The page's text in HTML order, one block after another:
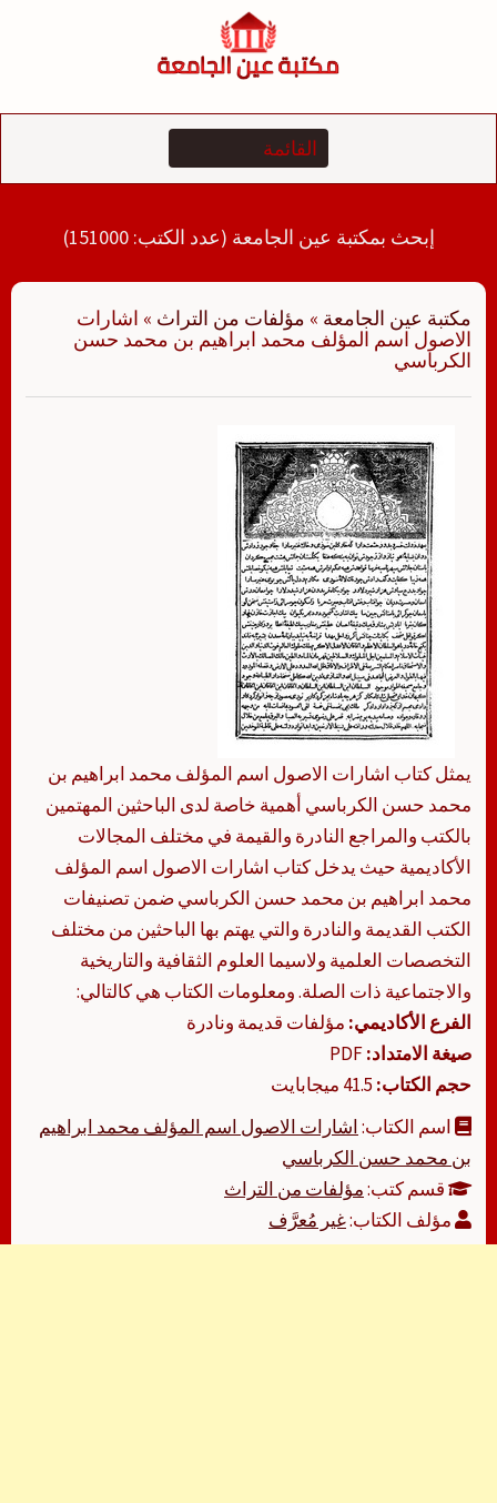
إبحث بمكتبة عين الجامعة (عدد الكتب: 151000)
مكتبة عين الجامعة » مؤلفات من التراث » اشارات
الاصول اسم المؤلف محمد ابراهيم بن محمد حسن
الكرباسي
يمثل كتاب اشارات الاصول اسم المؤلف محمد ابراهيم بن
محمد حسن الكرباسي أهمية خاصة لدى الباحثين المهتمين
بالكتب والمراجع النادرة والقيمة في مختلف المجالات
الأكاديمية حيث يدخل كتاب اشارات الاصول اسم المؤلف
محمد ابراهيم بن محمد حسن الكرباسي ضمن تصنيفات
الكتب القديمة والنادرة والتي يهتم بها الباحثين من مختلف
التخصصات العلمية ولاسيما العلوم الثقافية والتاريخية
والاجتماعية ذات الصلة. ومعلومات الكتاب هي كالتالي:
الفرع الأكاديمي: مؤلفات قديمة ونادرة
صيغة الامتداد:
حجم الكتاب:
اسم الكتاب:اشارات الاصول اسم المؤلف محمد ابراهيم
بن محمد حسن الكرباسي
قسم كتب:مؤلفات من التراث
مؤلف الكتاب:غير مُعرَّف